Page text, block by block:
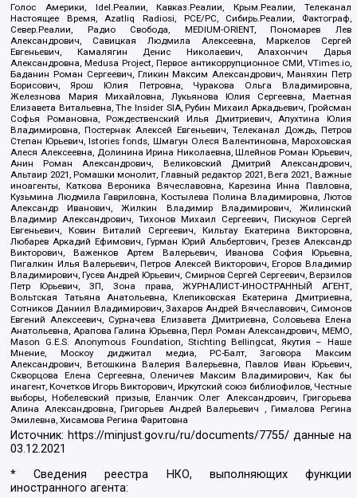
Голос Америки, Idel.Реалии, Кавказ.Реалии, Крым.Реалии, Телеканал
Настоящее Время, Azatliq Radiosi, PCE/PC, Сибирь.Реалии, Фактограф,
Север.Реалии, Радио Свобода, MEDIUM-ORIENT, Пономарев Лев
Александрович, Савицкая Людмила Алексеевна, Маркелов Сергей
Евгеньевич, Камалягин Денис Николаевич, Апахончич Дарья
Александровна, Medusa Project, Первое антикоррупционное СМИ, VTimes.io,
Баданин Роман Сергеевич, Гликин Максим Александрович, Маняхин Петр
Борисович, Ярош Юлия Петровна, Чуракова Ольга Владимировна,
Железнова Мария Михайловна, Лукьянова Юлия Сергеевна, Маетная
Елизавета Витальевна, The Insider SIA, Рубин Михаил Аркадьевич, Гройсман
Софья Романовна, Рождественский Илья Дмитриевич, Апухтина Юлия
Владимировна, Постернак Алексей Евгеньевич, Телеканал Дождь, Петров
Степан Юрьевич, Istories fonds, Шмагун Олеся Валентиновна, Мароховская
Алеся Алексеевна, Долинина Ирина Николаевна, Шлейнов Роман Юрьевич,
Анин Роман Александрович, Великовский Дмитрий Александрович,
Альтаир 2021, Ромашки монолит, Главный редактор 2021, Вега 2021, Важные
иноагенты, Каткова Вероника Вячеславовна, Карезина Инна Павловна,
Кузьмина Людмила Гавриловна, Костылева Полина Владимировна, Лютов
Александр Иванович, Жилкин Владимир Владимирович, Жилинский
Владимир Александрович, Тихонов Михаил Сергеевич, Пискунов Сергей
Евгеньевич, Ковин Виталий Сергеевич, Кильтау Екатерина Викторовна,
Любарев Аркадий Ефимович, Гурман Юрий Альбертович, Грезев Александр
Викторович, Важенков Артем Валерьевич, Иванова София Юрьевна,
Пигалкин Илья Валерьевич, Петров Алексей Викторович, Егоров Владимир
Владимирович, Гусев Андрей Юрьевич, Смирнов Сергей Сергеевич, Верзилов
Петр Юрьевич, ЗП, Зона права, ЖУРНАЛИСТ-ИНОСТРАННЫЙ АГЕНТ,
Вольтская Татьяна Анатольевна, Клепиковская Екатерина Дмитриевна,
Сотников Даниил Владимирович, Захаров Андрей Вячеславович, Симонов
Евгений Алексеевич, Сурначева Елизавета Дмитриевна, Соловьева Елена
Анатольевна, Арапова Галина Юрьевна, Перл Роман Александрович, МЕМО,
Mason G.E.S. Anonymous Foundation, Stichting Bellingcat, Якутия – Наше
Мнение, Москоу диджитал медиа, РС-Балт, Заговора Максим
Александрович, Ветошкина Валерия Валерьевна, Павлов Иван Юрьевич,
Скворцова Елена Сергеевна, Оленичев Максим Владимирович, Как бы
инагент, Кочетков Игорь Викторович, Иркутский союз библиофилов, Честные
выборы, Нобелевский призыв, Еланчик Олег Александрович, Григорьева
Алина Александровна, Григорьев Андрей Валерьевич , Гималова Регина
Эмилевна, Хисамова Регина Фаритовна
Источник: https://minjust.gov.ru/ru/documents/7755/ данные на
03.12.2021
* Сведения реестра НКО, выполняющих функции
иностранного агента: